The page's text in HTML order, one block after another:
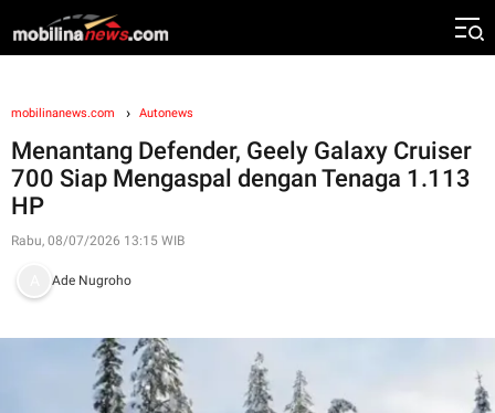
mobilinanews.com Autonews
Menantang Defender, Geely Galaxy Cruiser
700 Siap Mengaspal dengan Tenaga 1.113
HP
Rabu, 08/07/2026 13:15 WIB
Ade Nugroho